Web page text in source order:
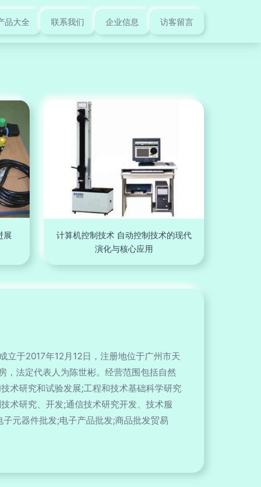
品大全 联系我们 企业信息 访客留言
展
计算机控制技术 自动控制技术的现代
演化与核心应用
立于2017年12月12日，注册地位于广州市天
，法定代表人为陈世彬。经营范围包括自然
术研究和试验发展;工程和技术基础科学研究
术研究、开发;通信技术研究开发、技术服
元器件批发;电子产品批发;商品批发贸易